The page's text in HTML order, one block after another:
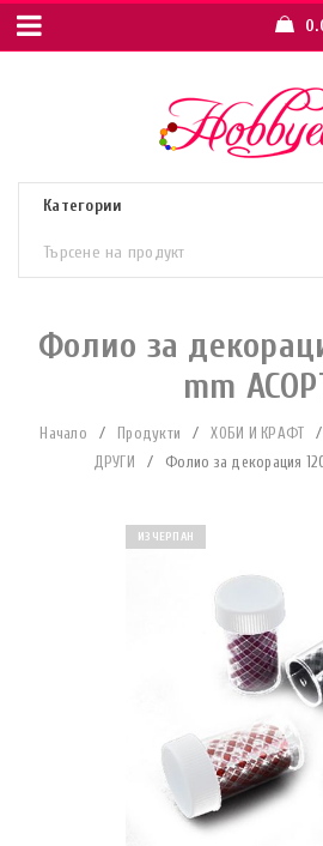
Фолио за
mm
Начало / Продукти / ХОБИ И КРАФТ /
ДРУГИ
/ Фолио за декорация
ИЗЧЕРПАН